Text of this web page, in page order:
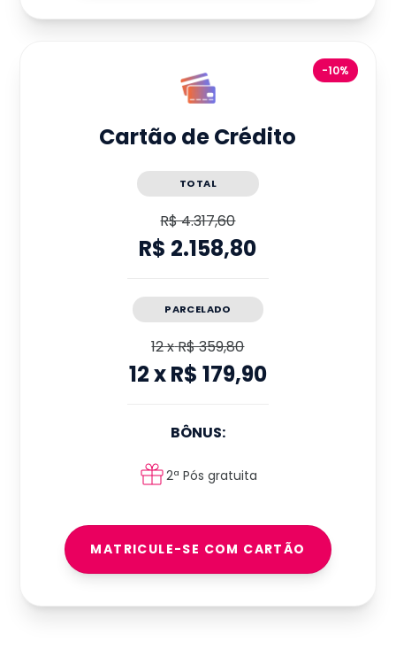
-10%
Cartão de Crédito
TOTAL
R$ 4.317,60
R$ 2.158,80
PARCELADO
12xR$ 359,80
12xR$ 179,90
BÔNUS:
2ª Pós gratuita
MATRICULE-SE COM CARTÃO